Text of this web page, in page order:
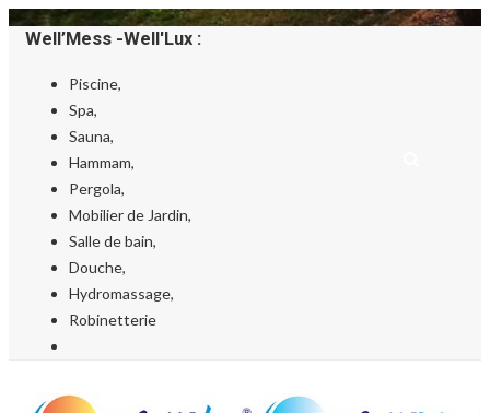
Well’Mess -Well'Lux :
Piscine,
Spa,
Sauna,
Hammam,
Pergola,
Mobilier de Jardin,
Salle de bain,
Douche,
Hydromassage,
Robinetterie